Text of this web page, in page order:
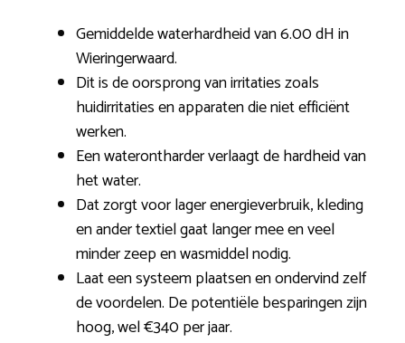
Gemiddelde waterhardheid van 6.00 dH in
Wieringerwaard.
Dit is de oorsprong van irritaties zoals
huidirritaties en apparaten die niet efficiënt
werken.
Een waterontharder verlaagt de hardheid van
het water.
Dat zorgt voor lager energieverbruik, kleding
en ander textiel gaat langer mee en veel
minder zeep en wasmiddel nodig.
Laat een systeem plaatsen en ondervind zelf
de voordelen. De potentiële besparingen zijn
hoog, wel €340 per jaar.